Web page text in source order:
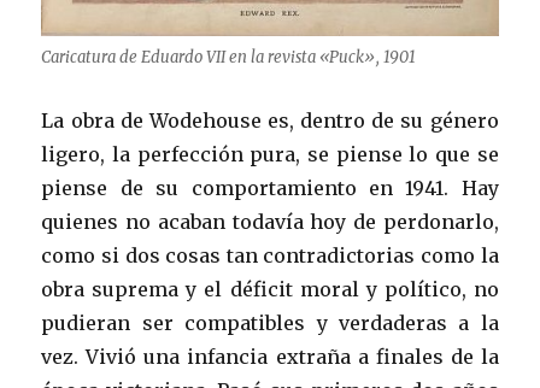
Caricatura de Eduardo VII en la revista «Puck», 1901
La obra de Wodehouse es, dentro de su género
ligero, la perfección pura, se piense lo que se
piense de su comportamiento en 1941. Hay
quienes no acaban todavía hoy de perdonarlo,
como si dos cosas tan contradictorias como la
obra suprema y el déficit moral y político, no
pudieran ser compatibles y verdaderas a la
vez. Vivió una infancia extraña a finales de la